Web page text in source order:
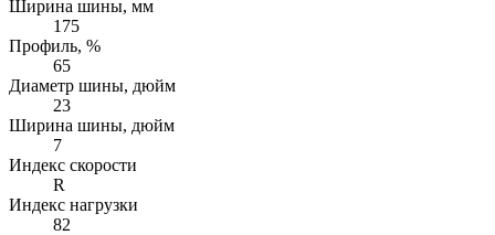
Ширина шины, мм
175
Профиль, %
65
Диаметр шины, дюйм
23
Ширина шины, дюйм
7
Индекс скорости
R
Индекс нагрузки
82